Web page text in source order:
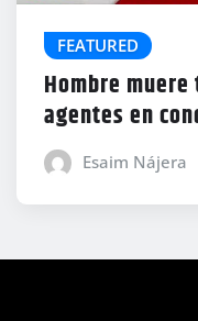
FEATURED
Hombre
agentes en
Esaim Nájera